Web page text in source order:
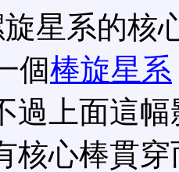
星系的核
個棒旋星系
過上面這
核心棒貫